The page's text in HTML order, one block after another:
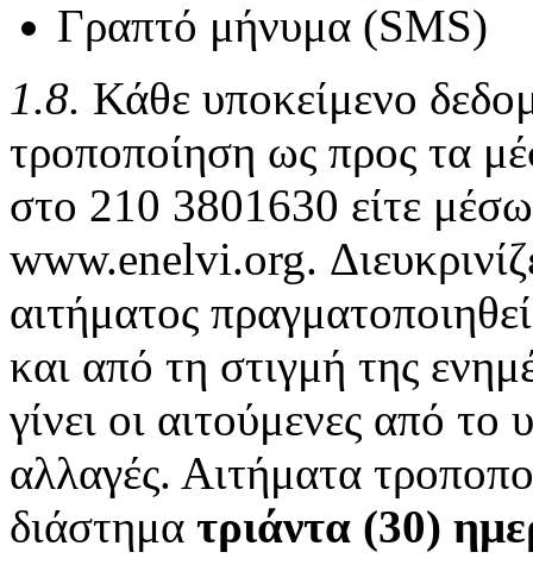
Γραπτό μήνυμα (SMS)
1.8. Κάθε υποκείμενο
τροποποίηση ως προς τα
στο 210 3801630 είτε μέσω
www.enelvi.org.
αιτήματος
και από τη στιγμή της
γίνει οι αιτούμενες από
αλλαγές. Αιτήματα
διάστημα τριάντα (30)